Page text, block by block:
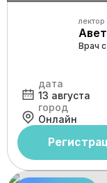
лектор
Врач
дата
13 августа
город
Онлайн